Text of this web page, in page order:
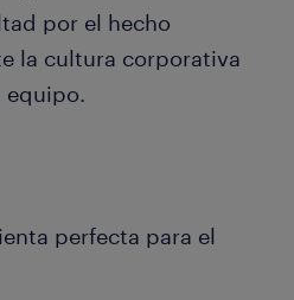
por el hecho
la cultura corporativa
equipo.
perfecta para el